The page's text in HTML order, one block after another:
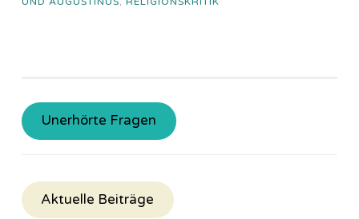
Unerhörte Fragen
Aktuelle Beiträge